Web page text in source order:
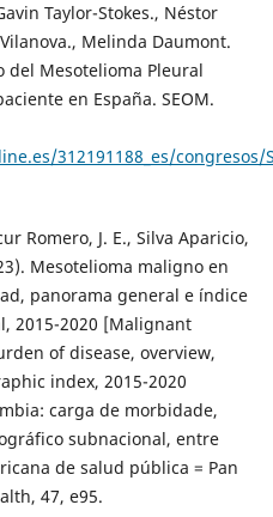
Taylor-Stokes., Néstor
Melinda Daumont.
del Mesotelioma Pleural
en España. SEOM.
312191188_es/congresos/
Romero, J. E., Silva Aparicio,
Mesotelioma maligno en
panorama general e índice
2015-2020 [Malignant
of disease, overview,
index, 2015-2020
carga de morbidade,
subnacional, entre
de salud pública = Pan
47, e95.